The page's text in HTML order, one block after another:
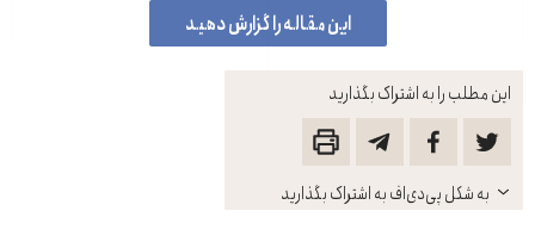
این مطلب را به اشتراک بگذارید
باز
کنید
به شکل پی‌دی‌اف به اشتراک بگذارید
این مقاله را گزارش دهید